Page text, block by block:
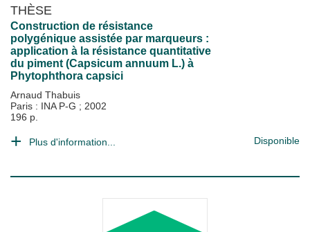
THÈSE
Construction de résistance
polygénique assistée par marqueurs :
application à la résistance quantitative
du piment (Capsicum annuum L.) à
Phytophthora capsici
Arnaud Thabuis
Paris : INA P-G ; 2002
196 p.
Plus d'information... Disponible